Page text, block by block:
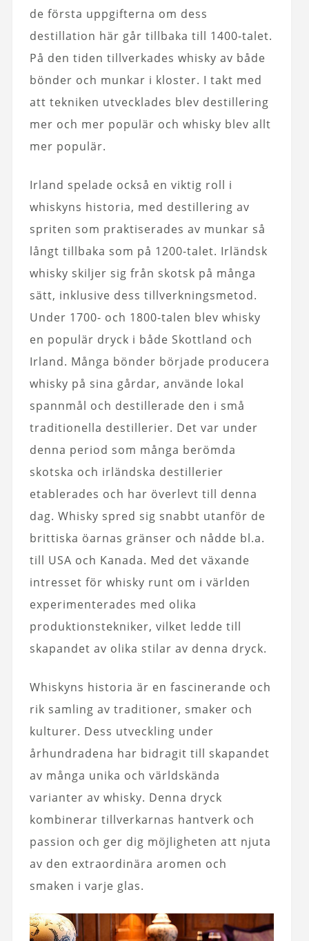
de första uppgifterna om dess
destillation här går tillbaka till 1400-talet.
På den tiden tillverkades whisky av både
bönder och munkar i kloster. I takt med
att tekniken utvecklades blev destillering
mer och mer populär och whisky blev allt
mer populär.
Irland spelade också en viktig roll i
whiskyns historia, med destillering av
spriten som praktiserades av munkar så
långt tillbaka som på 1200-talet. Irländsk
whisky skiljer sig från skotsk på många
sätt, inklusive dess tillverkningsmetod.
Under 1700- och 1800-talen blev whisky
en populär dryck i både Skottland och
Irland. Många bönder började producera
whisky på sina gårdar, använde lokal
spannmål och destillerade den i små
traditionella destillerier. Det var under
denna period som många berömda
skotska och irländska destillerier
etablerades och har överlevt till denna
dag. Whisky spred sig snabbt utanför de
brittiska öarnas gränser och nådde bl.a.
till USA och Kanada. Med det växande
intresset för whisky runt om i världen
experimenterades med olika
produktionstekniker, vilket ledde till
skapandet av olika stilar av denna dryck.
Whiskyns historia är en fascinerande och
rik samling av traditioner, smaker och
kulturer. Dess utveckling under
århundradena har bidragit till skapandet
av många unika och världskända
varianter av whisky. Denna dryck
kombinerar tillverkarnas hantverk och
passion och ger dig möjligheten att njuta
av den extraordinära aromen och
smaken i varje glas.